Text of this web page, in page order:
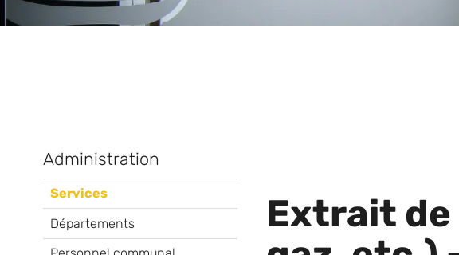
Administration
Services
Départements
Extrait